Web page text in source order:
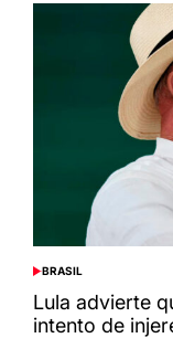
POSTED
IN
BRASIL
Lula advierte
intento de